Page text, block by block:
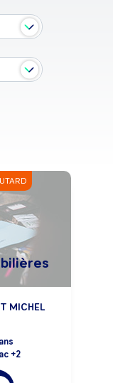
MICHEL
+2